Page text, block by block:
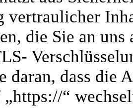
vertraulicher
die Sie an uns
daran, dass die
“